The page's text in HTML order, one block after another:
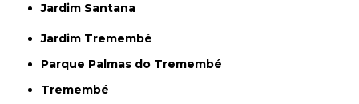
Jardim Santana
Jardim Tremembé
Parque Palmas do Tremembé
Tremembé